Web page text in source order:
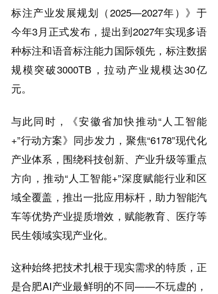
标注产业发展规划（2025—2027年）》于
今年3月正式发布，提出到2027年实现多语
种标注和语音标注能力国际领先，标注数据
规模突破3000TB，拉动产业规模达30亿
元。
与此同时，《安徽省加快推动“人工智能
+”行动方案》同步发力，聚焦“6178”现代化
产业体系，围绕科技创新、产业升级等重点
方向，推动“人工智能+”深度赋能行业和区
域全覆盖，推出一批应用标杆，助力智能汽
车等优势产业提质增效，赋能教育、医疗等
民生领域实现产业化。
这种始终把技术扎根于现实需求的特质，正
是合肥AI产业最鲜明的不同——不玩虚的，